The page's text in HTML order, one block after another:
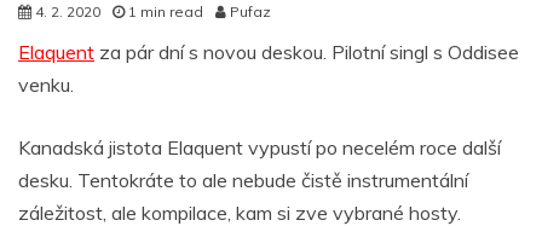
4. 2. 2020 1 min read Pufaz
Elaquent za pár dní s novou deskou. Pilotní singl s Oddisee
venku.
Kanadská jistota Elaquent vypustí po necelém roce další
desku. Tentokráte to ale nebude čistě instrumentální
záležitost, ale kompilace, kam si zve vybrané hosty.